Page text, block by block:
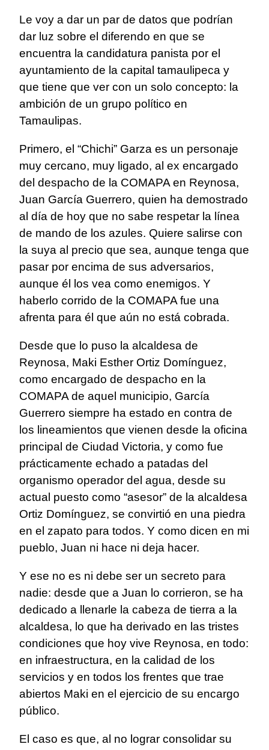
Le voy a dar un par de datos que podrían
dar luz sobre el diferendo en que se
encuentra la candidatura panista por el
ayuntamiento de la capital tamaulipeca y
que tiene que ver con un solo concepto: la
ambición de un grupo político en
Tamaulipas.
Primero, el “Chichi” Garza es un personaje
muy cercano, muy ligado, al ex encargado
del despacho de la COMAPA en Reynosa,
Juan García Guerrero, quien ha demostrado
al día de hoy que no sabe respetar la línea
de mando de los azules. Quiere salirse con
la suya al precio que sea, aunque tenga que
pasar por encima de sus adversarios,
aunque él los vea como enemigos. Y
haberlo corrido de la COMAPA fue una
afrenta para él que aún no está cobrada.
Desde que lo puso la alcaldesa de
Reynosa, Maki Esther Ortiz Domínguez,
como encargado de despacho en la
COMAPA de aquel municipio, García
Guerrero siempre ha estado en contra de
los lineamientos que vienen desde la oficina
principal de Ciudad Victoria, y como fue
prácticamente echado a patadas del
organismo operador del agua, desde su
actual puesto como “asesor” de la alcaldesa
Ortiz Domínguez, se convirtió en una piedra
en el zapato para todos. Y como dicen en mi
pueblo, Juan ni hace ni deja hacer.
Y ese no es ni debe ser un secreto para
nadie: desde que a Juan lo corrieron, se ha
dedicado a llenarle la cabeza de tierra a la
alcaldesa, lo que ha derivado en las tristes
condiciones que hoy vive Reynosa, en todo:
en infraestructura, en la calidad de los
servicios y en todos los frentes que trae
abiertos Maki en el ejercicio de su encargo
público.
El caso es que, al no lograr consolidar su